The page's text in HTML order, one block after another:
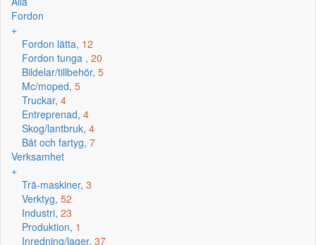
Fordon
+
Fordon lätta, 12
Fordon tunga , 20
Bildelar/tillbehör, 5
Mc/moped, 5
Truckar, 4
Entreprenad, 4
Skog/lantbruk, 4
Båt och fartyg, 7
Verksamhet
+
Trä-maskiner, 3
Verktyg, 52
Industri, 23
Produktion, 1
Inredning/lager, 37